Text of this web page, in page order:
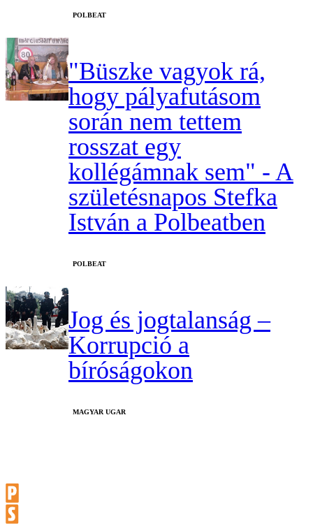
‎POLBEAT
"Büszke vagyok rá,
hogy pályafutásom
során nem tettem
rosszat egy
kollégámnak sem" - A
születésnapos Stefka
István a Polbeatben
‎POLBEAT
Jog és jogtalanság –
Korrupció a
bíróságokon
MAGYAR UGAR